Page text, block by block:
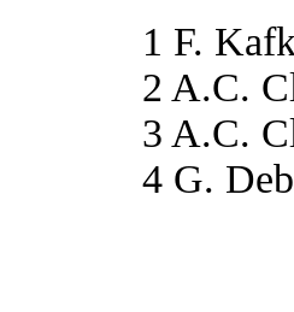
1 F.
2 A.C.
3 A.C.
4 G.